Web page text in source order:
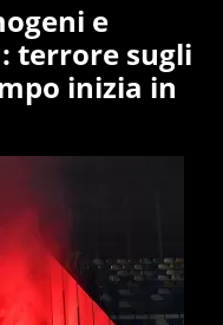
e
terrore sugli
inizia in